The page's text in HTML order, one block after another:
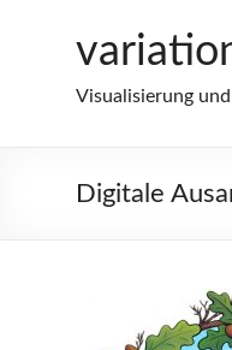
Visualisierung
Digitale